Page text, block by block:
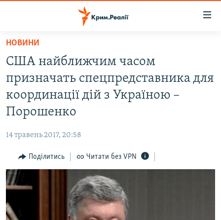
Перейти
основного
матеріалу
Перейти
до
основної
Перейти
пошуку
ВІДЕО ТА ФОТО
ПОЛІТИКА
ПОГЛЯД
ІНТЕРВ'Ю
ВСЕ ЗА ДЕНЬ
ЯК ОБІЙТИ БЛОКУВАННЯ
НОВИНИ
США найближчим часом
призначать спецпредставника для
координації дій з Україною –
Порошенко
14 травень 2017, 20:58
Поділитись Читати без VPN